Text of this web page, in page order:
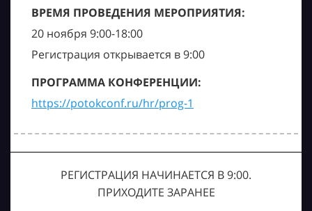
ВРЕМЯ ПРОВЕДЕНИЯ МЕРОПРИЯТИЯ:
20 ноября 9:00-18:00
Регистрация открывается в 9:00
ПРОГРАММА КОНФЕРЕНЦИИ:
https://potokconf.ru/hr/prog-1
РЕГИСТРАЦИЯ НАЧИНАЕТСЯ В 9:00.
ПРИХОДИТЕ ЗАРАНЕЕ